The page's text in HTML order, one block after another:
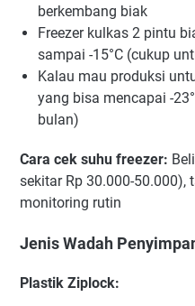
berkembang biak
Freezer kulkas 2 pintu
sampai -15°C (cukup
Kalau mau produksi
yang bisa mencapai -
bulan)
Cara cek suhu freezer:
sekitar Rp 30.000-50.000),
monitoring rutin
Jenis Wadah
Plastik Ziplock: